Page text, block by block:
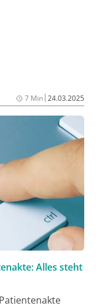
7 Min|24.03.2025
Alles steht